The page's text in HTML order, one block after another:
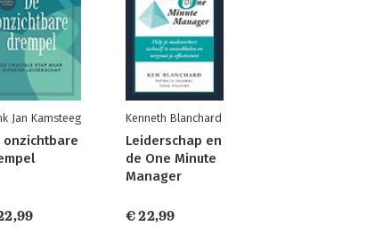
Jan Kamsteeg
onzichtbare
Kenneth Blanchard
Leiderschap en
de One Minute
Manager
€ 22,99